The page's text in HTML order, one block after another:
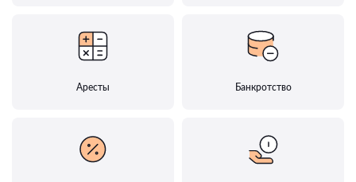
Аресты Банкротство